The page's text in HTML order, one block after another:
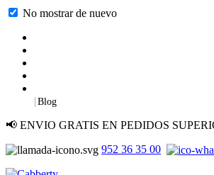
No mostrar de nuevo
|Blog
📢 ENVIO GRATIS EN PEDIDOS
952 36 35 00